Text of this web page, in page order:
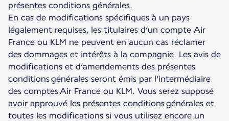
présentes conditions générales.
En cas de modifications spécifiques à un pays
légalement requises, les titulaires d’un compte Air
France ou KLM ne peuvent en aucun cas réclamer
des dommages et intérêts à la compagnie. Les avis de
modifications et d’amendements des présentes
conditions générales seront émis par l’intermédiaire
des comptes Air France ou KLM. Vous serez supposé
avoir approuvé les présentes conditions générales et
toutes les modifications si vous utilisez encore un